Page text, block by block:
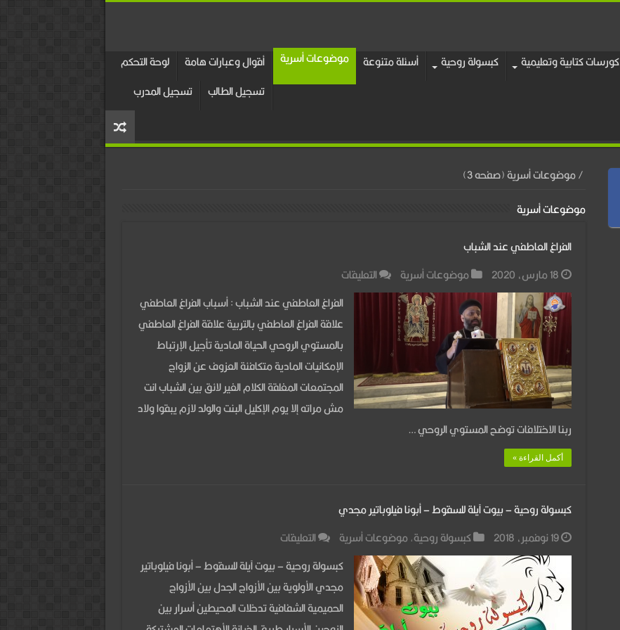
كورسات كتابية وتعليمية كبسولة روحية أسئلة متنوعة موضوعات أسرية أقوال وعبارات هامة
لوحة التحكم
تسجيل الطالب
تسجيل المدرب
/موضوعات أسرية (صفحه 3)
موضوعات أسرية
الفراغ العاطفي عند الشباب
18 مارس، 2020
موضوعات أسرية التعليقات
الفراغ
العاطفي
عند
الشباب
مغلقة
الفراغ العاطفي عند الشباب : أسباب الفراغ العاطفي
علاقة الفراغ العاطفي بالتربية علاقة الفراغ العاطفي
بالمستوي الروحي الحياة المادية تأجيل الإرتباط
الإمكانيات المادية متكافئة العزوف عن الزواج
المجتمعات المغلقة الكلام الغير لائق بين الشباب انت
مش مراته إلا يوم الإكليل البنت والولد لازم يبقوا ولاد
ربنا الاختلافات توضح المستوي الروحي …
أكمل القراءة »
كبسولة روحية – بيوت آيلة للسقوط – أبونا فيلوباتير مجدي
19 نوفمبر، 2018
كبسولة روحية, موضوعات أسرية التعليقات
كبسولة
روحية
–
بيوت
كبسولة روحية – بيوت آيلة للسقوط – أبونا فيلوباتير
مجدي الأولوية بين الأزواج الجدل بين الأزواج
الحميمية الشفافية تدخلات المحيطين أسرار بين